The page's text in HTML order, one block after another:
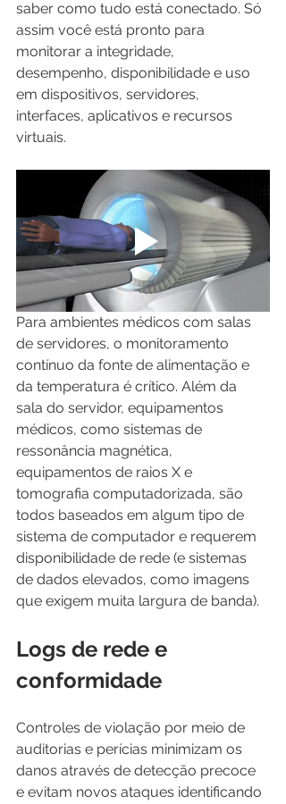
saber como tudo está conectado. Só
assim você está pronto para
monitorar a integridade,
desempenho, disponibilidade e uso
em dispositivos, servidores,
interfaces, aplicativos e recursos
virtuais.
Para ambientes médicos com salas
de servidores, o monitoramento
contínuo da fonte de alimentação e
da temperatura é crítico. Além da
sala do servidor, equipamentos
médicos, como sistemas de
ressonância magnética,
equipamentos de raios X e
tomografia computadorizada, são
todos baseados em algum tipo de
sistema de computador e requerem
disponibilidade de rede (e sistemas
de dados elevados, como imagens
que exigem muita largura de banda).
Logs de rede e
conformidade
Controles de violação por meio de
auditorias e perícias minimizam os
danos através de detecção precoce
e evitam novos ataques identificando